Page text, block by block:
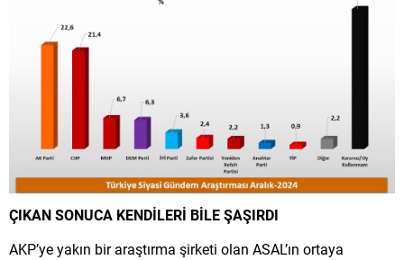
ÇIKAN SONUCA KENDİLERİ BİLE ŞAŞIRDI
AKP’ye yakın bir araştırma şirketi olan ASAL’ın ortaya